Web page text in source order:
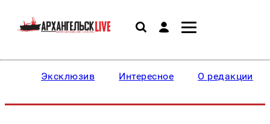
Эксклюзив Интересное О редакции